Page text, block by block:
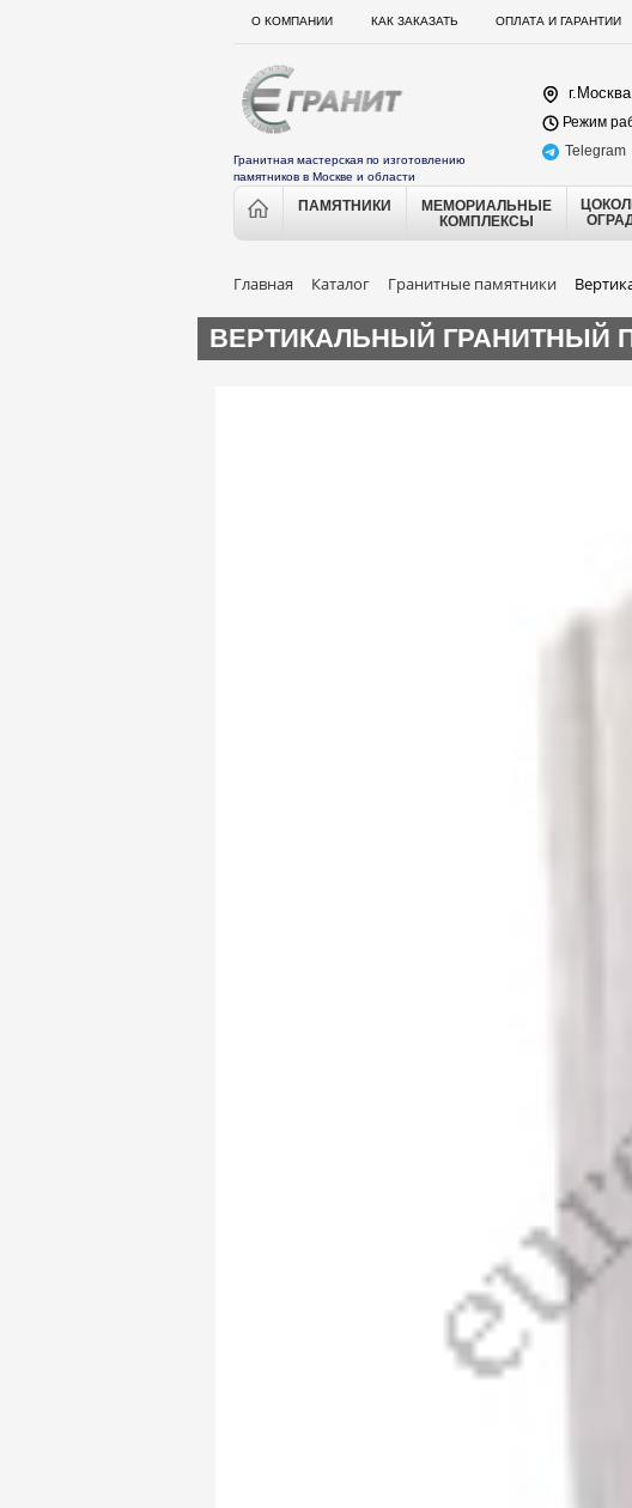
О КОМПАНИИ КАК ЗАКАЗАТЬ ОПЛАТА И ГАРАНТИИ
Гранитная мастерская по изготовлению
памятников в Москве и области
Режим
Telegram
ПАМЯТНИКИ
МЕМОРИАЛЬНЫЕ
КОМПЛЕКСЫ
Главная Каталог Гранитные памятники
ВЕРТИКАЛЬНЫЙ ГРАНИТНЫЙ